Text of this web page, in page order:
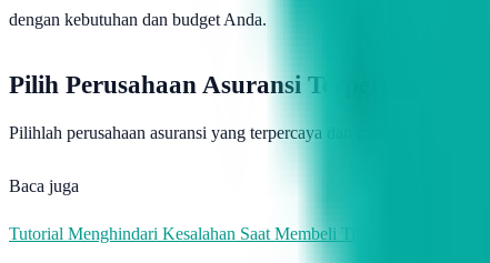
dengan kebutuhan dan budget Anda.
Pilih Perusahaan Asuransi Terpercaya
Pilihlah perusahaan asuransi yang terpercaya dan memiliki sejarah
Baca juga
Tutorial Menghindari Kesalahan Saat Membeli Tiket Pesawat Online